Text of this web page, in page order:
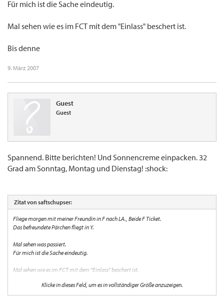
Für mich ist die Sache eindeutig.
Mal sehen wie es im FCT mit dem "Einlass" beschert ist.
Bis denne
9. März 2007
Guest
Guest
Spannend. Bitte berichten! Und Sonnencreme einpacken. 32
Grad am Sonntag, Montag und Dienstag! :shock:
Zitat von saftschupser:
Fliege morgen mit meiner Freundin in F nach LA., Beide F Ticket.
Das befreundete Pärchen fliegt in Y.
Mal sehen was passiert.
Für mich ist die Sache eindeutig.
Mal sehen wie es im FCT mit dem "Einlass" beschert ist.
Klicke in dieses Feld, um es in vollständiger Größe anzuzeigen.